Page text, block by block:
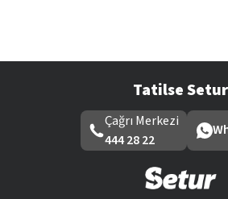
Tatilse Setur
Çağrı Merkezi
444 28 22